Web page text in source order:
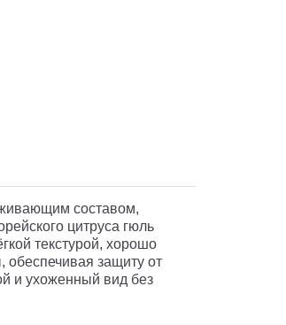
составом,
цитруса гюль
текстурой, хорошо
защиту от
и ухоженный вид без